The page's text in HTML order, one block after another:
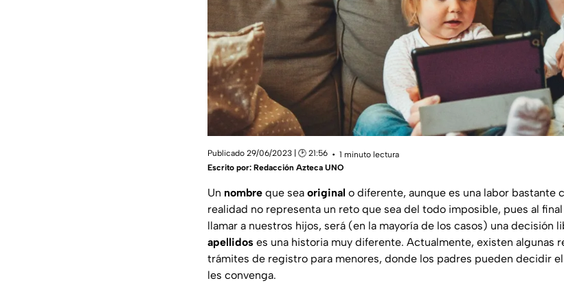
Publicado 29/06/2023 | 🕑 21:56
1 minuto lectura
Escrito por: Redacción Azteca UNO
Un nombre que sea original o diferente, aunque es una labor bastante
realidad no representa un reto que sea del todo imposible, pues al
llamar a nuestros hijos, será (en la mayoría de los casos) una decisión
apellidos es una historia muy diferente. Actualmente, existen algunas
trámites de registro para menores, donde los padres pueden decidir el
les convenga.